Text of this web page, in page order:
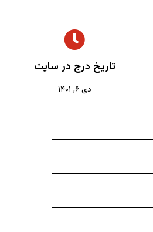
تاریخ درج در سایت
دی ۶, ۱۴۰۱